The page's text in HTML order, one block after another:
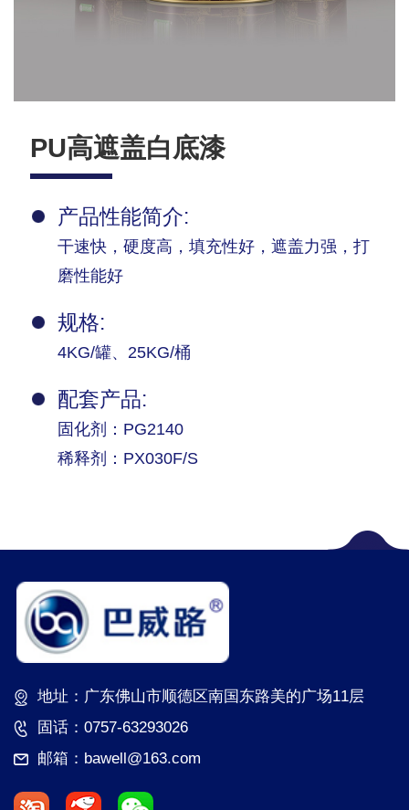
PU高遮盖白底漆
产品性能简介:
干速快，硬度高，填充性好，遮盖力强，打
磨性能好
规格:
4KG/罐、25KG/桶
配套产品:
固化剂：PG2140
稀释剂：PX030F/S
地址：广东佛山市顺德区南国东路美的广场11层
固话：0757-63293026
邮箱：bawell@163.com